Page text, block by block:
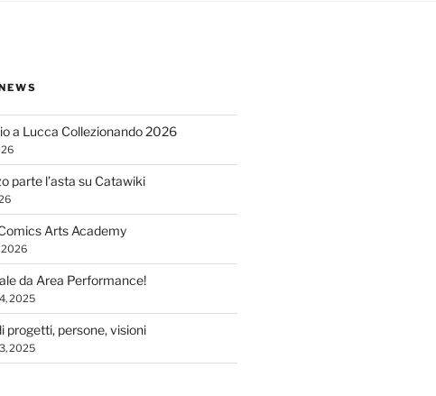
a Lucca Collezionando 2026
parte l’asta su Catawiki
Arts Academy
2026
da Area Performance!
2025
progetti, persone, visioni
2025